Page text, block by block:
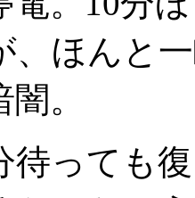
、ほんと
。
待っても